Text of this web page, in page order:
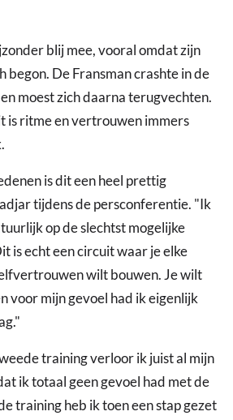
blij mee, vooral omdat zijn
begon. De Fransman crashte in de
moest zich daarna terugvechten.
is ritme en vertrouwen immers
is dit een heel prettig
tijdens de persconferentie. "Ik
op de slechtst mogelijke
is echt een circuit waar je elke
wilt bouwen. Je wilt
voor mijn gevoel had ik eigenlijk
training verloor ik juist al mijn
ik totaal geen gevoel had met de
training heb ik toen een stap gezet